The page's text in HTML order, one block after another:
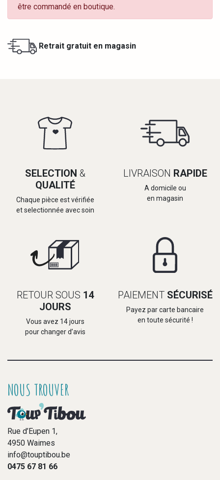
être commandé en boutique.
Retrait gratuit en magasin
SELECTION &
QUALITÉ
Chaque pièce est vérifiée
et selectionnée avec soin
LIVRAISON RAPIDE
A domicile ou
en magasin
RETOUR SOUS 14
JOURS
Vous avez 14 jours
pour changer d’avis
PAIEMENT SÉCURISÉ
Payez par carte bancaire
en toute sécurité !
NOUS TROUVER
Rue d’Eupen 1,
4950 Waimes
info@touptibou.be
0475 67 81 66